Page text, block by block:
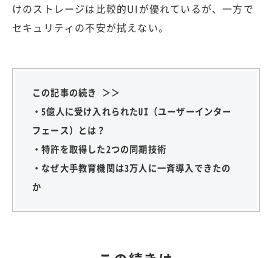
けのストレージは比較的UIが優れているが、一方で
セキュリティの不安が拭えない。
この記事の続き ＞＞
・5億人に受け入れられたUI（ユーザーインター
フェース）とは？
・特許を取得した2つの同期技術
・なぜ大手教育機関は3万人に一斉導入できたの
か